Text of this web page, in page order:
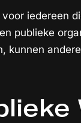
iedereen
publieke
kunnen